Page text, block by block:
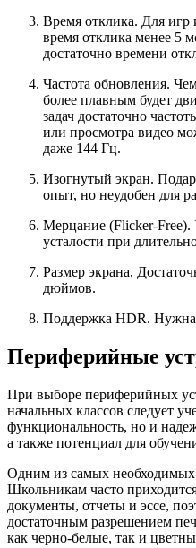
Время отклика. Для игр
время отклика менее 5
достаточно времени
Частота обновления.
более плавным будет
задач достаточно
или просмотра видео
даже 144 Гц.
Изогнутый экран.
опыт, но неудобен для
Мерцание (Flicker-Free).
усталости при
Размер экрана,
дюймов.
Поддержка HDR. Нужна
Периферийные
При выборе периферийных
начальных классов следует
функциональность, но и
а также потенциал для
Одним из самых необходимых
Школьникам часто
документы, отчеты и эссе,
достаточным разрешением
как черно-белые, так и